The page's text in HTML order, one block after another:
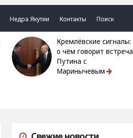
Недра Якутии Контакты Поиск
Кремлёвские сигналы:
о чём говорит встреча
Путина с
Маринычевым